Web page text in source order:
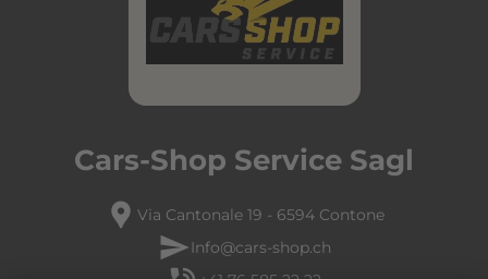
Cars-Shop Service Sagl
location_pin Via Cantonale 19 - 6594 Contone
sendInfo@cars-shop.ch